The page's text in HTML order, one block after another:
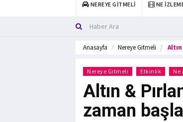
NEREYE GITMELI NE
Anasayfa Nereye Gitmeli
Nereye Gitmeli Etkinlik Ne
Altın &
zaman